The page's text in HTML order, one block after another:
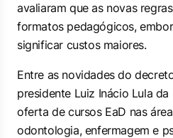
avaliaram que as novas
formatos pedagógicos,
significar custos maiores.
Entre as novidades do
presidente Luiz Inácio Lula
oferta de cursos EaD nas
odontologia, enfermagem e